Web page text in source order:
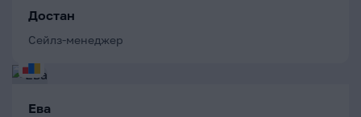
Достан
Сейлз-менеджер
Ева